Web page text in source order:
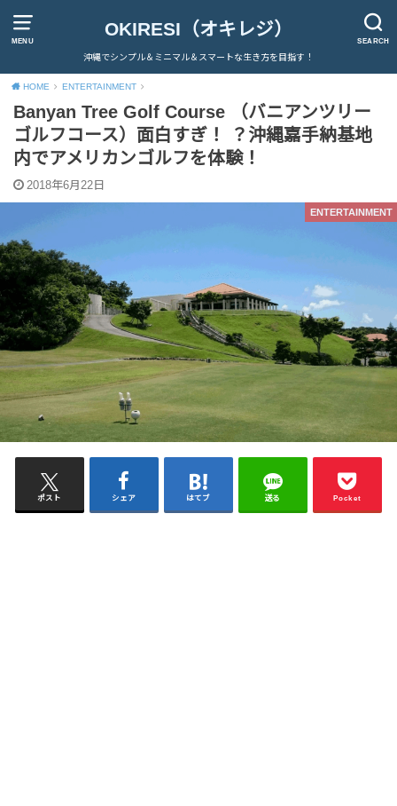
MENU SEARCH
OKIRESI（オキレジ）
沖縄でシンプル＆ミニマル＆スマートな生き方を目指す！
HOME ENTERTAINMENT
Banyan Tree Golf Course （バニアンツリー
ゴルフコース）面白すぎ！ ？沖縄嘉手納基地
内でアメリカンゴルフを体験！
2018年6月22日
ENTERTAINMENT
ポスト シェア はてブ 送る Pocket